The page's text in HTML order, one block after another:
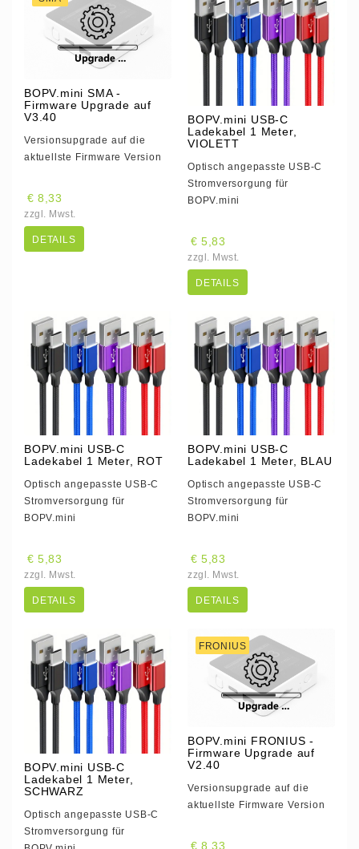
BOPV.mini SMA -
Firmware Upgrade auf
V3.40
Versionsupgrade auf die
aktuellste Firmware Version
€ 8,33
zzgl. Mwst.
DETAILS
BOPV.mini USB-C
Ladekabel 1 Meter,
VIOLETT
Optisch angepasste USB-C
Stromversorgung für
BOPV.mini
€ 5,83
zzgl. Mwst.
DETAILS
BOPV.mini USB-C
Ladekabel 1 Meter, ROT
Optisch angepasste USB-C
Stromversorgung für
BOPV.mini
€ 5,83
zzgl. Mwst.
DETAILS
BOPV.mini USB-C
Ladekabel 1 Meter, BLAU
Optisch angepasste USB-C
Stromversorgung für
BOPV.mini
€ 5,83
zzgl. Mwst.
DETAILS
BOPV.mini USB-C
Ladekabel 1 Meter,
SCHWARZ
Optisch angepasste USB-C
Stromversorgung für
FRONIUS
BOPV.mini FRONIUS -
Firmware Upgrade auf
V2.40
Versionsupgrade auf die
aktuellste Firmware Version
€ 8,33